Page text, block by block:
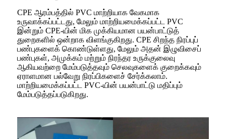
CPE ஆரம்பத்தில் PVC மாற்றியாக வேகமாக
உருவாக்கப்பட்டது, மேலும் மாற்றியமைக்கப்பட்ட PVC
இன்றும் CPE-யின் மிக முக்கியமான பயன்பாட்டுத்
துறைகளில் ஒன்றாக விளங்குகிறது. CPE சிறந்த நிரப்புப்
பண்புகளைக் கொண்டுள்ளது, மேலும் அதன் இழுவிசைப்
பண்புகள், அமுக்கம் மற்றும் நிரந்தர உருக்குலைவு
ஆகியவற்றை மேம்படுத்தவும் செலவுகளைக் குறைக்கவும்
ஏராளமான பல்வேறு நிரப்பிகளைச் சேர்க்கலாம்.
மாற்றியமைக்கப்பட்ட PVC-யின் பயன்பாட்டு மதிப்பும்
மேம்படுத்தப்படுகிறது.